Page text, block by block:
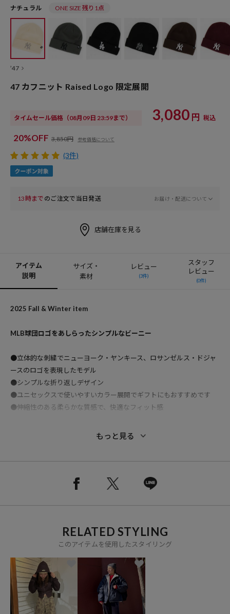
ナチュラル ONE SIZE 残り1点
’47
47 カフニット Raised Logo 限定展開
タイムセール価格 （08月09日 23:59まで） 3,080 円 税込
20%OFF 3,850円 参考価格について
(3件)
13時まで のご注文で当日発送 お届け・配送について
店舗在庫を見る
アイテム
説明
サイズ・
素材
レビュー
(3件)
スタッフ
レビュー
(0件)
2025 Fall & Winter item
MLB球団ロゴをあしらったシンプルなビーニー
●立体的な刺繍でニューヨーク・ヤンキース、ロサンゼルス・ドジャ
ースのロゴを表現したモデル
●シンプルな折り返しデザイン
●ユニセックスで使いやすいカラー展開でギフトにもおすすめです
●伸縮性のある柔らかな質感で、快適なフィット感
※メーカー品番：ナチュラル/14936727 グレー/14936730 チャコー
のカラー表記と異なる記載となっております。
【サイト表記：タグ表記】
・ナチュラル：NY NATURAL
・グレー：NY CHARCOAL
・チャコールグレー：LA BLK
・ブラック：NY BLK
・ブラウン：NY BRN
もっと見る
RELATED STYLING
このアイテムを使用したスタイリング